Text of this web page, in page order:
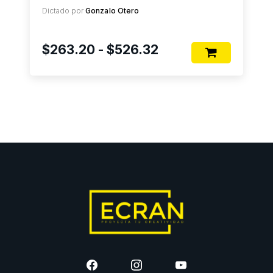
Dictado porGonzalo Otero
$263.20 - $526.32 Rango
$526.32